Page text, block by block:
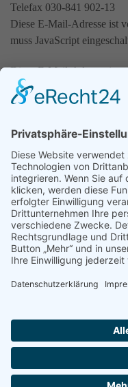
Telefax 030-841 902-13
Diese E-Mail-Adresse ist
muss JavaScript
Diese E-Mail-Adresse ist
muss JavaScript
Öffnungszeiten:
Samstag: 10 - 16 Uhr
Adventsamstage: 10 -
Shop: 24 Stunden täglich
Schleichers bei Facebook
✉Newsletter abonnieren
Start
Kontakt
Impressum /
Cookie-